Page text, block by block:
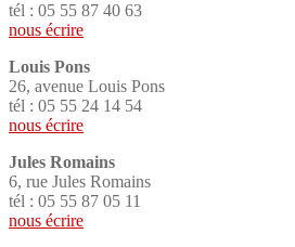
tél : 05 55 87 40 63
nous écrire
Louis Pons
26, avenue Louis Pons
tél : 05 55 24 14 54
nous écrire
Jules Romains
6, rue Jules Romains
tél : 05 55 87 05 11
nous écrire